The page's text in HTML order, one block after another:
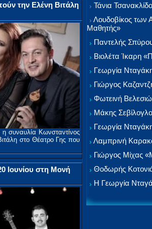
την Ελένη Βιτάλη
η συναυλία Κωνσταντίνος
στο Θέατρο Γης που
Ιουνίου στη Μονή
Τάνια
Λουδοβίκος
Μαθητής»
Παντελής
Βιολέτα Ίκαρη
Γεωργία
Γιώργος
Φωτεινή
Μάκης
Γεωργία
Λαμπρινή
Γιώργος Μίχας
Θοδωρής
Η Γεωργία